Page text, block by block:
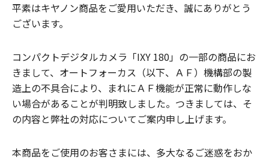
平素はキヤノン商品をご愛用いただき、誠にありがとう
ございます。
コンパクトデジタルカメラ「IXY 180」の一部の商品にお
きまして、オートフォーカス（以下、ＡＦ）機構部の製
造上の不具合により、まれにＡＦ機能が正常に動作しな
い場合があることが判明致しました。つきましては、そ
の内容と弊社の対応についてご案内申し上げます。
本商品をご使用のお客さまには、多大なるご迷惑をおか